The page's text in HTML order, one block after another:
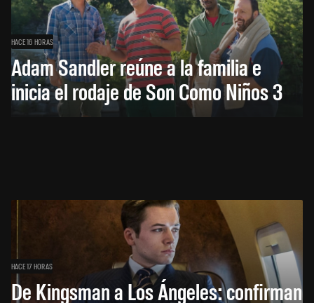
HACE 16 HORAS
Adam Sandler reúne a la familia e
inicia el rodaje de Son Como Niños 3
HACE 17 HORAS
De Kingsman a Los Ángeles: confirman